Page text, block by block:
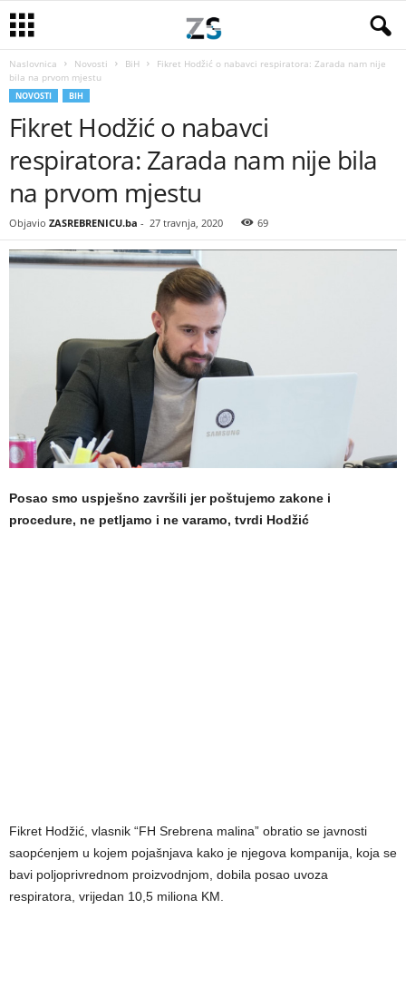
Naslovnica Novosti BiH
Fikret Hodžić o nabavci respiratora: Zarada nam nije
bila na prvom mjestu
NOVOSTI BIH
Fikret Hodžić o nabavci
respiratora: Zarada nam nije bila
na prvom mjestu
Objavio ZASREBRENICU.ba - 27 travnja, 2020 69
Posao smo uspješno završili jer poštujemo zakone i
procedure, ne petljamo i ne varamo, tvrdi Hodžić
Fikret Hodžić, vlasnik “FH Srebrena malina” obratio se javnosti
saopćenjem u kojem pojašnjava kako je njegova kompanija, koja se
bavi poljoprivrednom proizvodnjom, dobila posao uvoza
respiratora, vrijedan 10,5 miliona KM.